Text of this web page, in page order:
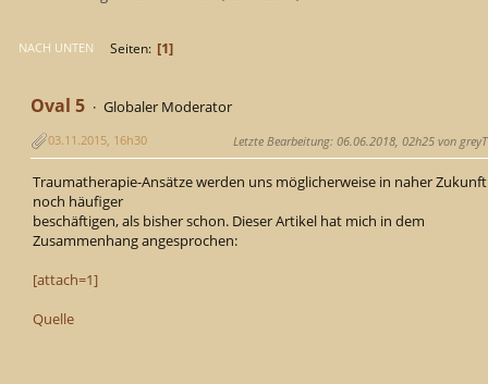
NACH UNTEN Seiten 1
Oval 5 Globaler Moderator
03.11.2015, 16h30 Letzte Bearbeitung: 06.06.2018, 02h25 von greyT
Traumatherapie-Ansätze werden uns möglicherweise in naher Zukunft
noch häufiger
beschäftigen, als bisher schon. Dieser Artikel hat mich in dem
Zusammenhang angesprochen:
[attach=1]
Quelle